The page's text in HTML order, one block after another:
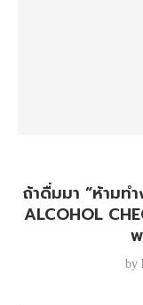
ถ้าดื่มมา “ห้ามท
ALCOHOL
by